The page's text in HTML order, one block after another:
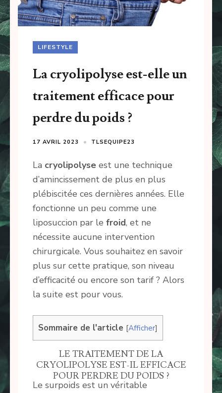
LIFESTYLE
La cryolipolyse est-elle un
traitement efficace pour
perdre du poids ?
17 AVRIL 2023 TLSEQUIPE23
La cryolipolyse est une technique
d’amincissement de plus en plus
plébiscitée ces dernières années. Elle
fonctionne un peu comme une
liposuccion par le froid, et ne
nécessite aucune intervention
chirurgicale. Vous souhaitez en savoir
plus sur cette pratique, son niveau
d’efficacité ou encore son tarif ? Alors
la suite est pour vous.
Sommaire de l'article [Afficher]
LE TRAITEMENT DE LA
CRYOLIPOLYSE EST-IL EFFICACE
POUR PERDRE DU POIDS ?
Le surpoids est un véritable